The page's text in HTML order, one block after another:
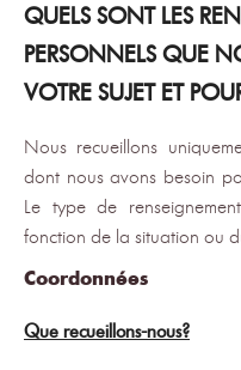
QUELS SONT LES
PERSONNELS QUE
VOTRE SUJET ET
Nous recueillons
dont nous avons besoin
Le type de
fonction de la situation ou
Coordonnées
Que recueillons-nous?